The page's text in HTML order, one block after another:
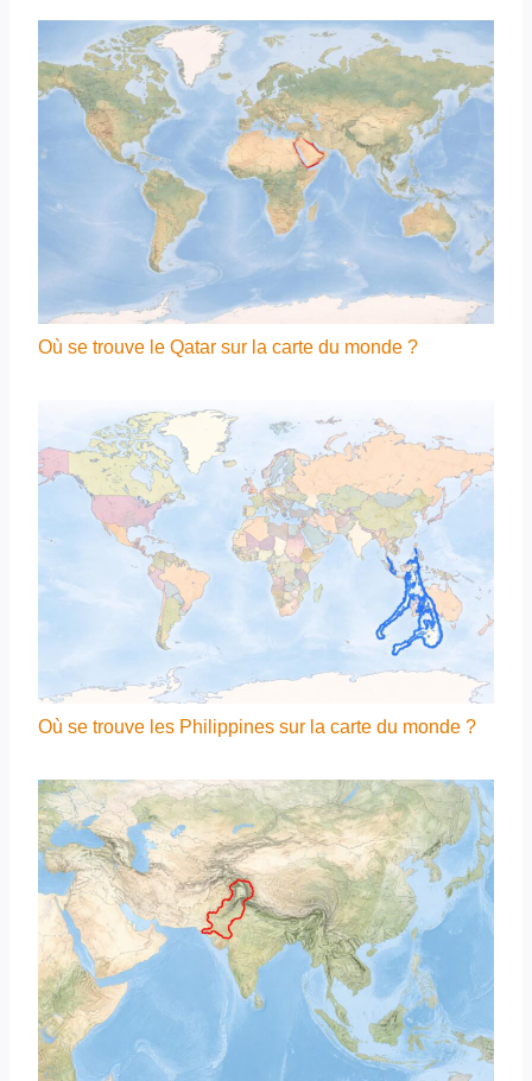
Où se trouve le Qatar sur la carte du monde ?
Où se trouve les Philippines sur la carte du monde ?